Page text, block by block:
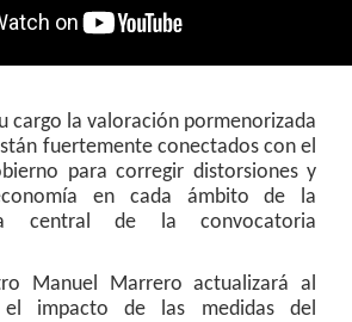
cargo la valoración pormenorizada
fuertemente conectados con el
para corregir distorsiones y
en cada ámbito de la
central de la convocatoria
Manuel Marrero actualizará al
el impacto de las medidas del